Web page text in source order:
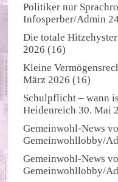
Politiker nur
Infosperber/Admin
Die totale
2026 (16)
Kleine
März 2026 (16)
Schulpflicht – wann
Heidenreich 30. Mai
Gemeinwohl-News
Gemeinwohllobby/
Gemeinwohl-News
Gemeinwohllobby/